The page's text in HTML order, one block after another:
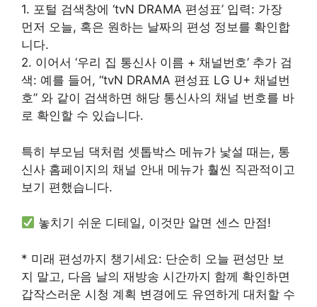
1. 포털 검색창에 ‘tvN DRAMA 편성표’ 입력: 가장
먼저 오늘, 혹은 원하는 날짜의 편성 정보를 확인합
니다.
2. 이어서 ‘우리 집 통신사 이름 + 채널번호’ 추가 검
색: 예를 들어, “tvN DRAMA 편성표 LG U+ 채널번
호” 와 같이 검색하면 해당 통신사의 채널 번호를 바
로 확인할 수 있습니다.
특히 부모님 댁처럼 셋톱박스 메뉴가 낯설 때는, 통
신사 홈페이지의 채널 안내 메뉴가 훨씬 직관적이고
보기 편했습니다.
놓치기 쉬운 디테일, 이것만 알면 센스 만점!
* 미래 편성까지 챙기세요: 단순히 오늘 편성만 보
지 말고, 다음 날의 재방송 시간까지 함께 확인하면
갑작스러운 시청 계획 변경에도 유연하게 대처할 수